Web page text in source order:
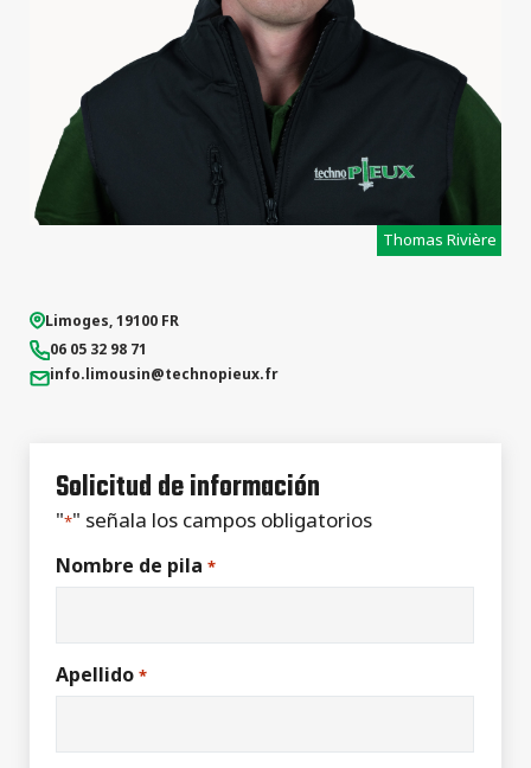
Thomas Rivière
Limoges,19100 FR
06 05 32 98 71
info.limousin@technopieux.fr
Solicitud de información
"*" señala los campos obligatorios
Nombre de pila *
Apellido *